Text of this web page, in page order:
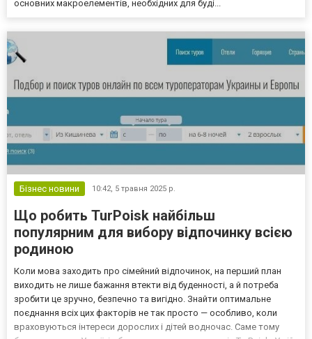
основних макроелементів, необхідних для буді...
Бізнес новини 10:42, 5 травня 2025 р.
Що робить TurPoisk найбільш
популярним для вибору відпочинку всією
родиною
Коли мова заходить про сімейний відпочинок, на перший план
виходить не лише бажання втекти від буденності, а й потреба
зробити це зручно, безпечно та вигідно. Знайти оптимальне
поєднання всіх цих факторів не так просто — особливо, коли
враховуються інтереси дорослих і дітей водночас. Саме тому